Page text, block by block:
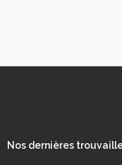
Nos dernières